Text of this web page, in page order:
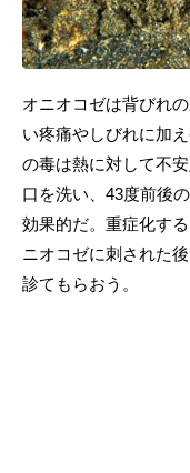
オニオコゼは背びれ
い疼痛やしびれに加
の毒は熱に対して不
口を洗い、43度前後
効果的だ。重症化す
ニオコゼに刺された
診てもらおう。